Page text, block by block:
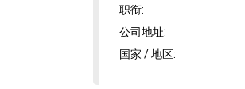
职衔:
公司地址:
国家 / 地区: